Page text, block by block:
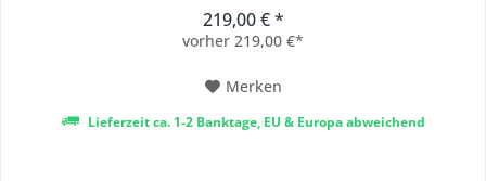
am Matrix Display über Gefahren bestens informiert. (POI
Updates Europa für 1 Jahr sind...
219,00 € *
vorher 219,00 €*
Merken
Lieferzeit ca. 1-2 Banktage, EU & Europa abweichend